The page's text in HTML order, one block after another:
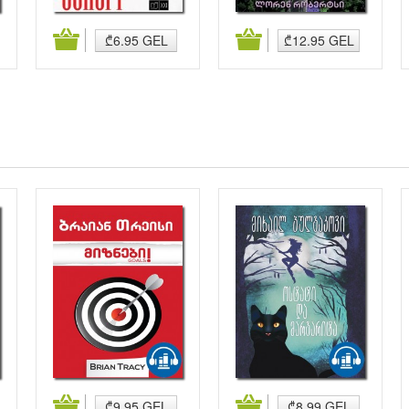
₾6.95 GEL ₾12.95 GEL
კალათაში დამატება კალათაში დამატება
კალათაში დამატება კალათაში დამატება